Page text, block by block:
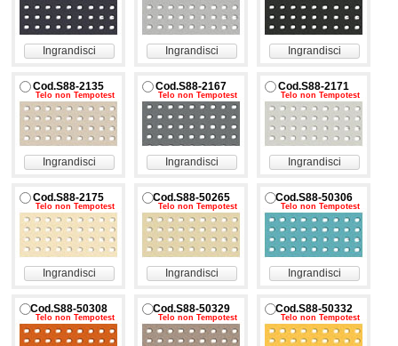
Ingrandisci Ingrandisci Ingrandisci
Cod.S88-2135
Telo non Tempotest
Ingrandisci
Cod.S88-2167
Telo non Tempotest
Ingrandisci
Cod.S88-2171
Telo non Tempotest
Ingrandisci
Cod.S88-2175
Telo non Tempotest
Ingrandisci
Cod.S88-50265
Telo non Tempotest
Ingrandisci
Cod.S88-50306
Telo non Tempotest
Ingrandisci
Cod.S88-50308
Telo non Tempotest
Cod.S88-50329
Telo non Tempotest
Cod.S88-50332
Telo non Tempotest